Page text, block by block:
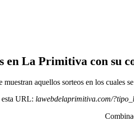
en La Primitiva con su
muestran aquellos sorteos en los cuales
esta URL: lawebdelaprimitiva.com/